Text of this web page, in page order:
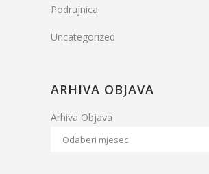
Podrujnica
Uncategorized
ARHIVA OBJAVA
Arhiva Objava